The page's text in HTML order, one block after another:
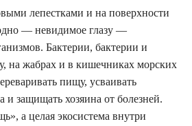
лепестками и на поверхности
— невидимое глазу —
Бактерии, бактерии и
на жабрах и в кишечниках морских
пищу, усваивать
и защищать хозяина от болезней.
а целая экосистема внутри